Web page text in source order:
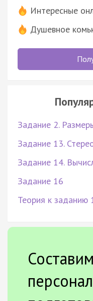
Интересные
Душевное
Задание 2.
Задание 13.
Задание 14.
Задание 16
Теория к заданию